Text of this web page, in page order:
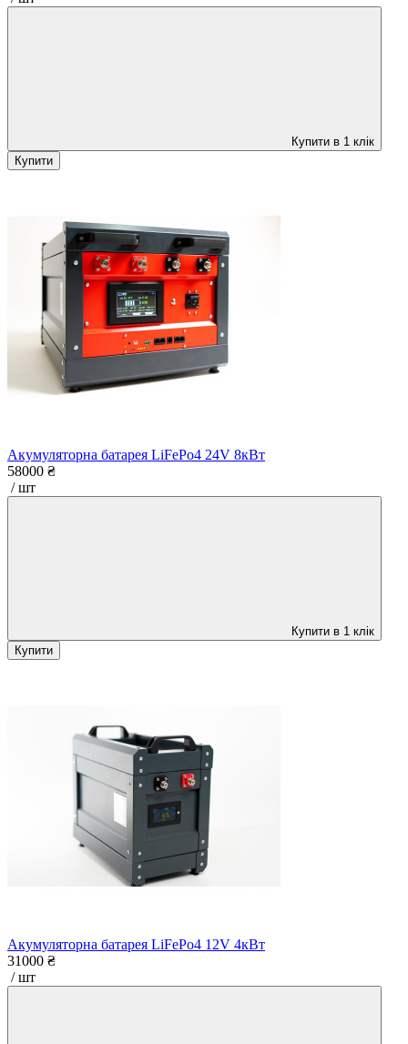
Купити в 1 клік
Купити
Акумуляторна батарея LiFePo4 24V 8кВт
58000 ₴
/ шт
Купити в 1 клік
Купити
Акумуляторна батарея LiFePo4 12V 4кВт
31000 ₴
/ шт